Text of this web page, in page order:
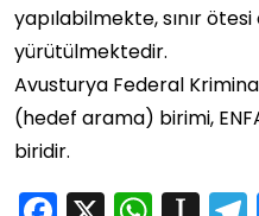
yapılabilmekte, sınır
yürütülmektedir.
Avusturya Federal
(hedef arama) birimi,
biridir.